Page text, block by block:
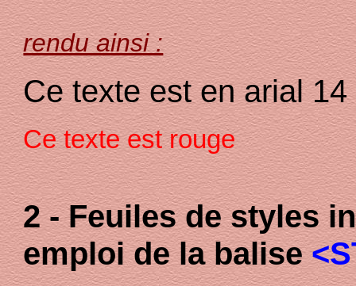
rendu ainsi :
Ce texte est en arial
Ce texte est rouge
2 - Feuiles de styles
emploi de la balise